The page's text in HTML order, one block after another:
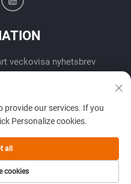
veckovisa nyhetsbrev
provide our services. If you
Personalize cookies.
cookies
all